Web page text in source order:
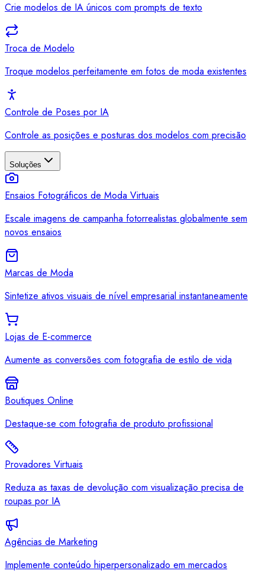
Crie modelos de IA únicos com prompts de texto
Troca de Modelo
Troque modelos perfeitamente em fotos de moda existentes
Controle de Poses por IA
Controle as posições e posturas dos modelos com precisão
Soluções
Ensaios Fotográficos de Moda Virtuais
Escale imagens de campanha fotorrealistas globalmente sem
novos ensaios
Marcas de Moda
Sintetize ativos visuais de nível empresarial instantaneamente
Lojas de E-commerce
Aumente as conversões com fotografia de estilo de vida
Boutiques Online
Destaque-se com fotografia de produto profissional
Provadores Virtuais
Reduza as taxas de devolução com visualização precisa de
roupas por IA
Agências de Marketing
Implemente conteúdo hiperpersonalizado em mercados